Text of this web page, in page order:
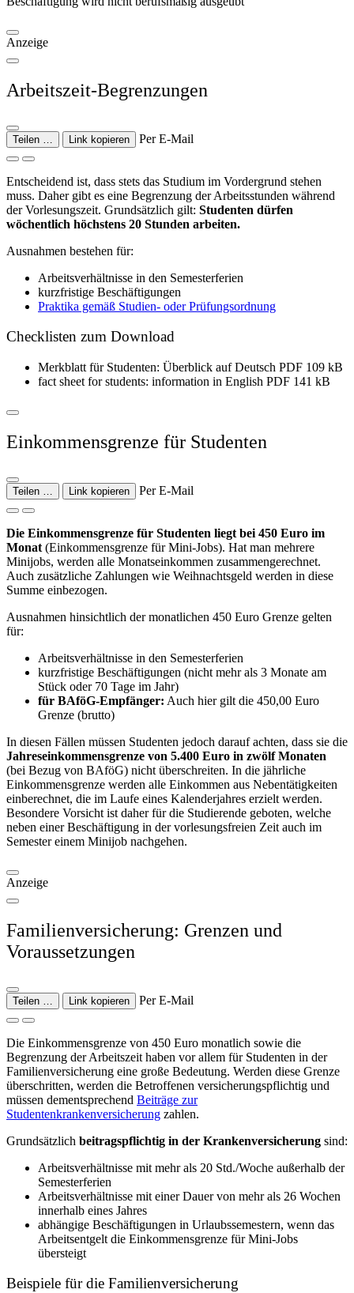
Anzeige
Arbeitszeit-Begrenzungen
Teilen … Link kopieren Per E-Mail
Entscheidend ist, dass stets das Studium im Vordergrund stehen
muss. Daher gibt es eine Begrenzung der Arbeitsstunden während
der Vorlesungszeit. Grundsätzlich gilt: Studenten dürfen
wöchentlich höchstens 20 Stunden arbeiten.
Ausnahmen bestehen für:
Arbeitsverhältnisse in den Semesterferien
kurzfristige Beschäftigungen
Praktika gemäß Studien- oder Prüfungsordnung
Checklisten zum Download
Merkblatt für Studenten: Überblick auf Deutsch PDF 109 kB
fact sheet for students: information in English PDF 141 kB
Einkommensgrenze für Studenten
Teilen … Link kopieren Per E-Mail
Die Einkommensgrenze für Studenten liegt bei 450 Euro im
Monat (Einkommensgrenze für Mini-Jobs). Hat man mehrere
Minijobs, werden alle Monatseinkommen zusammengerechnet.
Auch zusätzliche Zahlungen wie Weihnachtsgeld werden in diese
Summe einbezogen.
Ausnahmen hinsichtlich der monatlichen 450 Euro Grenze gelten
für:
Arbeitsverhältnisse in den Semesterferien
kurzfristige Beschäftigungen (nicht mehr als 3 Monate am
Stück oder 70 Tage im Jahr)
für BAföG-Empfänger: Auch hier gilt die 450,00 Euro
Grenze (brutto)
In diesen Fällen müssen Studenten jedoch darauf achten, dass sie die
Jahreseinkommensgrenze von 5.400 Euro in zwölf Monaten
(bei Bezug von BAföG) nicht überschreiten. In die jährliche
Einkommensgrenze werden alle Einkommen aus Nebentätigkeiten
einberechnet, die im Laufe eines Kalenderjahres erzielt werden.
Besondere Vorsicht ist daher für die Studierende geboten, welche
neben einer Beschäftigung in der vorlesungsfreien Zeit auch im
Semester einem Minijob nachgehen.
Anzeige
Familienversicherung: Grenzen und
Voraussetzungen
Teilen … Link kopieren Per E-Mail
Die Einkommensgrenze von 450 Euro monatlich sowie die
Begrenzung der Arbeitszeit haben vor allem für Studenten in der
Familienversicherung eine große Bedeutung. Werden diese Grenze
überschritten, werden die Betroffenen versicherungspflichtig und
müssen dementsprechend Beiträge zur
Studentenkrankenversicherung zahlen.
Grundsätzlich beitragspflichtig in der Krankenversicherung sind:
Arbeitsverhältnisse mit mehr als 20 Std./Woche außerhalb der
Semesterferien
Arbeitsverhältnisse mit einer Dauer von mehr als 26 Wochen
innerhalb eines Jahres
abhängige Beschäftigungen in Urlaubssemestern, wenn das
Arbeitsentgelt die Einkommensgrenze für Mini-Jobs
übersteigt
Beispiele für die Familienversicherung